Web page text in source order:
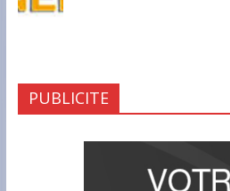
PUBLICITE